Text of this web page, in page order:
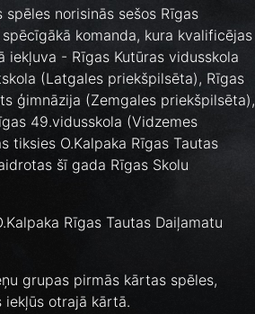
norisinās sešos Rīgas
komanda, kura kvalificējas
- Rīgas Kutūras vidusskola
(Latgales priekšpilsēta), Rīgas
ģimnāzija (Zemgales priekšpilsēta),
49.vidusskola (Vidzemes
tiksies O.Kalpaka Rīgas Tautas
šī gada Rīgas Skolu
Rīgas Tautas Daiļamatu
grupas pirmās kārtas spēles,
iekļūs otrajā kārtā.